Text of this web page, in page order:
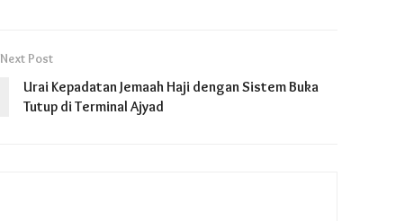
Next Post
Urai Kepadatan Jemaah Haji dengan Sistem Buka
Tutup di Terminal Ajyad